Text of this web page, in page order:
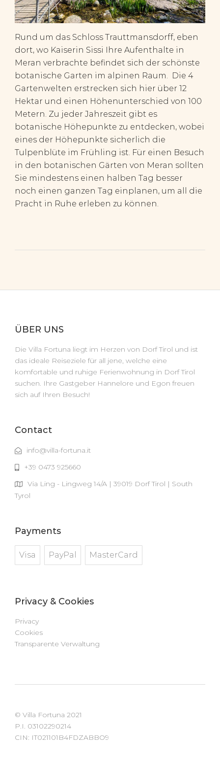
Rund um das Schloss Trauttmansdorff, eben
dort, wo Kaiserin Sissi Ihre Aufenthalte in
Meran verbrachte befindet sich der schönste
botanische Garten im alpinen Raum. Die 4
Gartenwelten erstrecken sich hier über 12
Hektar und einen Höhenunterschied von 100
Metern. Zu jeder Jahreszeit gibt es
botanische Höhepunkte zu entdecken, wobei
eines der Höhepunkte sicherlich die
Tulpenblüte im Frühling ist. Für einen Besuch
in den botanischen Gärten von Meran sollten
Sie mindestens einen halben Tag besser
noch einen ganzen Tag einplanen, um all die
Pracht in Ruhe erleben zu können.
ÜBER UNS
Die Villa Fortuna liegt im Herzen von Dorf Tirol und ist
das ideale Reiseziele für all jene, welche eine
komfortable und ruhige Ferienwohnung in Dorf Tirol
suchen. Ihre Gastgeber Hannelore und Egon freuen
sich auf Ihren Besuch!
Contact
info@villa-fortuna.it
+39 0473 925660
Via Ling - Lingweg 14/A | 39019 Dorf Tirol | South
Tyrol
Payments
Visa PayPal MasterCard
Privacy & Cookies
Privacy
Cookies
Transparente Verwaltung
© Villa Fortuna 2021
P.I. 03102290214
CIN: IT021101B4FDZABBO9